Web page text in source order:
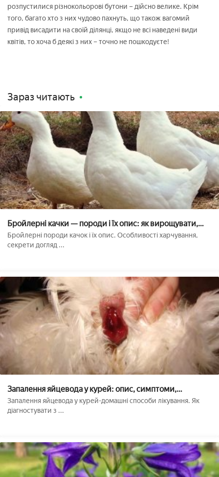
розпустилися різнокольорові бутони – дійсно велике. Крім
того, багато хто з них чудово пахнуть, що також вагомий
привід висадити на своїй ділянці, якщо не всі наведені види
квітів, то хоча б деякі з них – точно не пошкодуєте!
Зараз читають
Бройлерні качки — породи і їх опис: як вирощувати,
утримувати і годувати домашню птицю
Бройлерні породи качок і їх опис. Особливості харчування,
секрети догляд ...
Запалення яйцевода у курей: опис, симптоми,
лікування, фото
Запалення яйцевода у курей-домашні способи лікування. Як
діагностувати з ...